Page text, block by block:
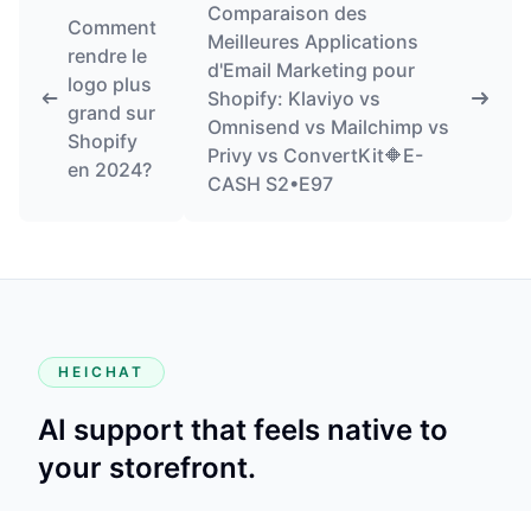
Comment
rendre le
logo plus
grand sur
Shopify
en 2024?
Comparaison des
Meilleures Applications
d'Email Marketing pour
Shopify: Klaviyo vs
Omnisend vs Mailchimp vs
Privy vs ConvertKit🔶E-
CASH S2•E97
HEICHAT
AI support that feels native to
your storefront.